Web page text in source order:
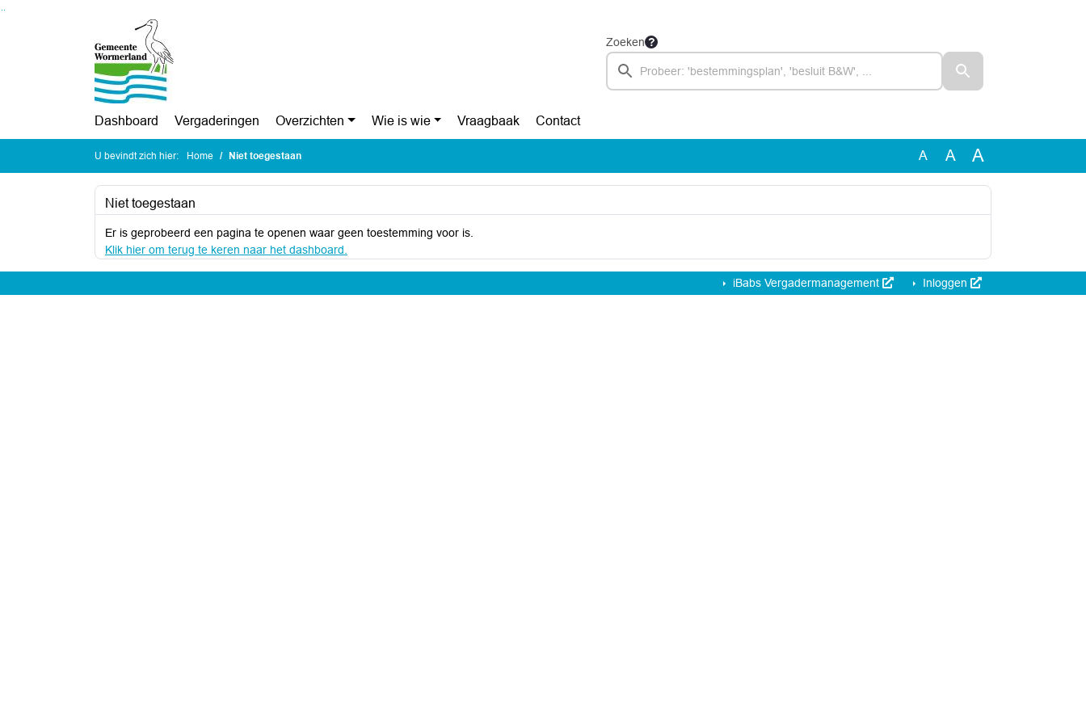
Ga naar de inhoud van deze pagina
Zoeken
Dashboard Vergaderingen Overzichten Wie is wie Vraagbaak Contact
U bevindt zich hier: Home Niet toegestaan A A A
Niet toegestaan
Er is geprobeerd een pagina te openen waar geen toestemming voor is.
Klik hier om terug te keren naar het dashboard.
iBabs Vergadermanagement Inloggen